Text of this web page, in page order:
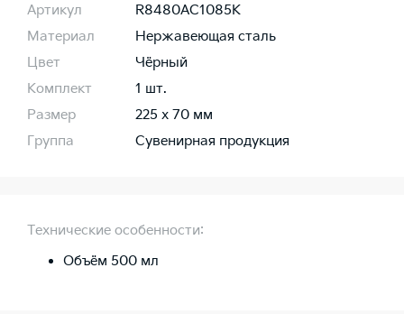
Артикул
R8480AC1085K
Материал
Нержавеющая сталь
Цвет
Чёрный
Комплект
1 шт.
Размер
225 x 70 мм
Группа
Сувенирная продукция
Технические особенности:
Объём 500 мл